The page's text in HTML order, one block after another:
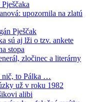
upozornila na zlatú
Pješčak
sú aj lži o tzv. ankete
stopa
zločinec a literárny
nič, to Pálka …
už v roku 1982
alibi